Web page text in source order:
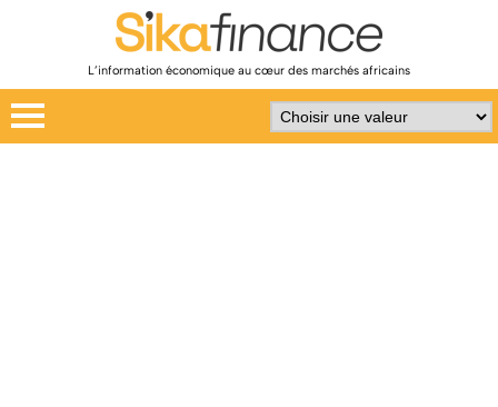
L’information économique au cœur des marchés africains